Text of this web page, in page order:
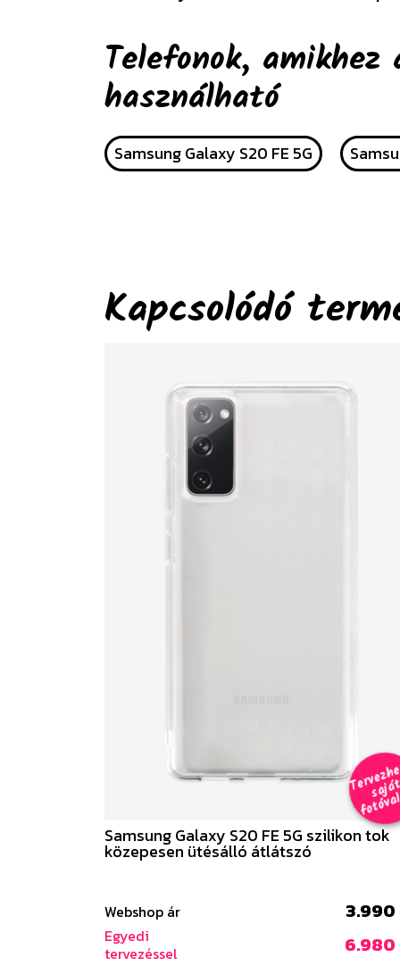
Telefonok,
használható
Samsung Galaxy S20 FE 5G
Kapcsolódó
T
t
al
Samsung Galaxy S20 FE 5G szilikon tok
közepesen ütésálló átlátszó
Webshop ár 3.990
Egyedi
tervezéssel
6.980